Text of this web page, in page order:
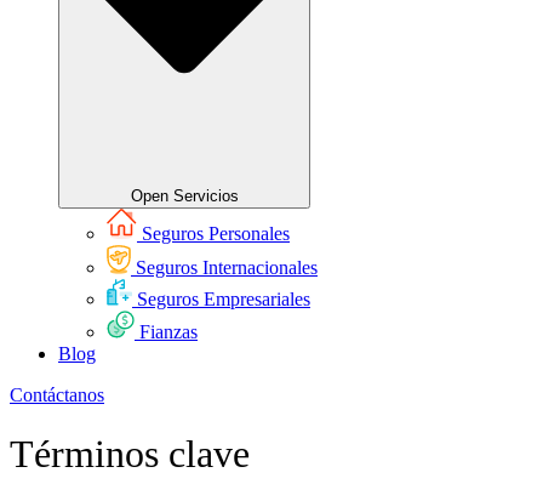
Open Servicios
Seguros Personales
Seguros Internacionales
Seguros Empresariales
Fianzas
Blog
Contáctanos
Términos clave